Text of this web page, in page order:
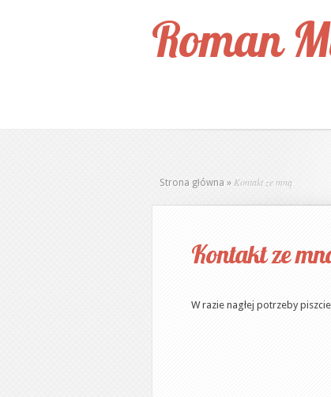
Roman
Strona główna » Kontakt ze mną
Kontakt ze
W razie nagłej potrzeby